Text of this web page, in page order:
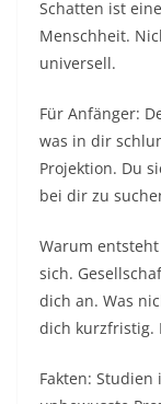
Schatten ist
Menschheit.
universell.​
Für Anfänger:
was in dir
Projektion. Du
bei dir zu
Warum
sich.
dich an. Was
dich kurzfristig.
Fakten: Studien